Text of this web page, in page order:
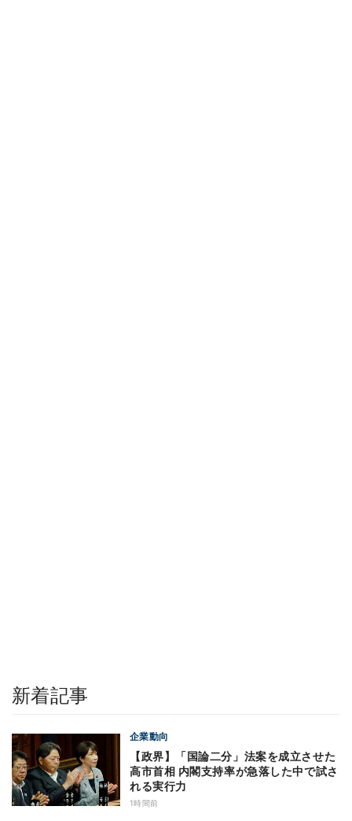
新着記事
企業動向
【政界】「国論二分」法案を成立させた
高市首相 内閣支持率が急落した中で試さ
れる実行力
1時間前